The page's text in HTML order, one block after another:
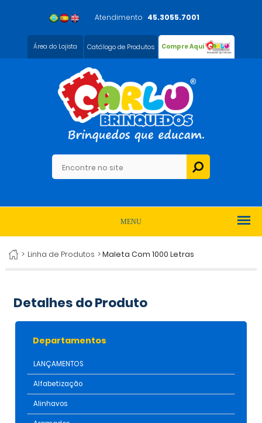
Atendimento 45.3055.7001
Área do Lojista Catálogo de Produtos Compre Aqui
MENU
> Linha de Produtos >Maleta Com 1000 Letras
Detalhes do Produto
Departamentos
LANÇAMENTOS
Alfabetização
Alinhavos